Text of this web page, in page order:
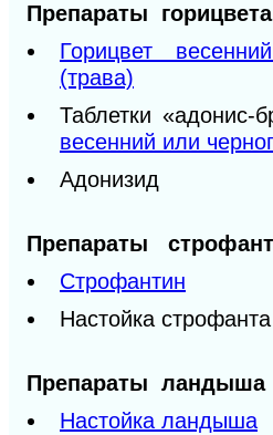
Препараты горицвета
Горицвет
(трава)
Таблетки «адонис-
весенний или
Адонизид
Препараты
Строфантин
Настойка строфанта
Препараты ландыша
Настойка ландыша